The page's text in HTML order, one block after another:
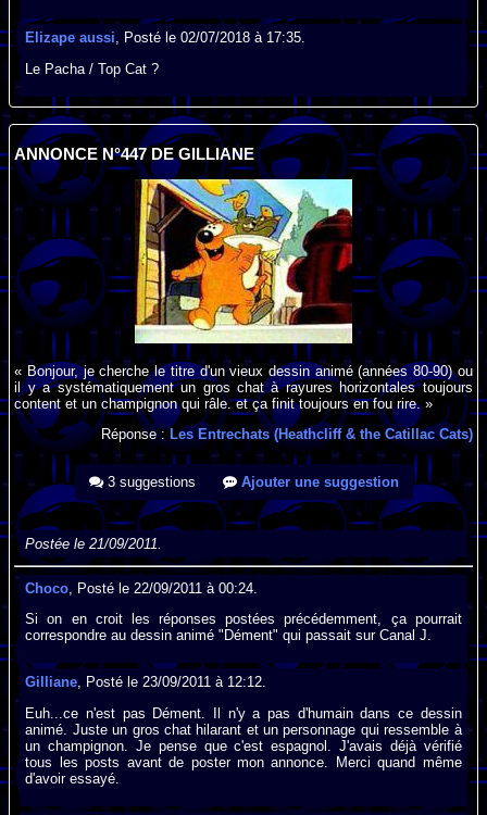
Elizape aussi, Posté le 02/07/2018 à 17:35.
Le Pacha / Top Cat ?
ANNONCE N°447 DE GILLIANE
« Bonjour, je cherche le titre d'un vieux dessin animé (années 80-90) ou
il y a systématiquement un gros chat à rayures horizontales toujours
content et un champignon qui râle. et ça finit toujours en fou rire. »
Réponse : Les Entrechats (Heathcliff & the Catillac Cats)
3 suggestions Ajouter une suggestion
Postée le 21/09/2011.
Choco , Posté le 22/09/2011 à 00:24.
Si on en croit les réponses postées précédemment, ça pourrait
correspondre au dessin animé "Dément" qui passait sur Canal J.
Gilliane, Posté le 23/09/2011 à 12:12.
Euh...ce n'est pas Dément. Il n'y a pas d'humain dans ce dessin
animé. Juste un gros chat hilarant et un personnage qui ressemble à
un champignon. Je pense que c'est espagnol. J'avais déjà vérifié
tous les posts avant de poster mon annonce. Merci quand même
d'avoir essayé.